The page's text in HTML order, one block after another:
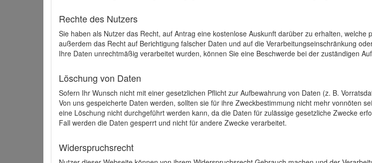
Rechte des Nutzers
Sie haben als Nutzer das Recht, auf Antrag eine kostenlose Auskunft darüber zu erhalten,
außerdem das Recht auf Berichtigung falscher Daten und auf die Verarbeitungseinschränkung
Ihre Daten unrechtmäßig verarbeitet wurden, können Sie eine Beschwerde bei der zuständigen
Löschung von Daten
Sofern Ihr Wunsch nicht mit einer gesetzlichen Pflicht zur Aufbewahrung von Daten (z. B.
Von uns gespeicherte Daten werden, sollten sie für ihre Zweckbestimmung nicht mehr vonnöten
eine Löschung nicht durchgeführt werden kann, da die Daten für zulässige gesetzliche Zwecke
Fall werden die Daten gesperrt und nicht für andere Zwecke verarbeitet.
Widerspruchsrecht